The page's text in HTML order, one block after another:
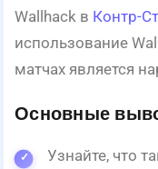
Wallhack в Контр-
использование
матчах является
Основные
Узнайте, что